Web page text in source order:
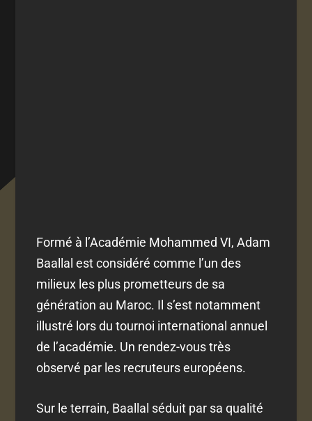
Formé à l’Académie Mohammed VI, Adam
Baallal est considéré comme l’un des
milieux les plus prometteurs de sa
génération au Maroc. Il s’est notamment
illustré lors du tournoi international annuel
de l’académie. Un rendez-vous très
observé par les recruteurs européens.
Sur le terrain, Baallal séduit par sa qualité